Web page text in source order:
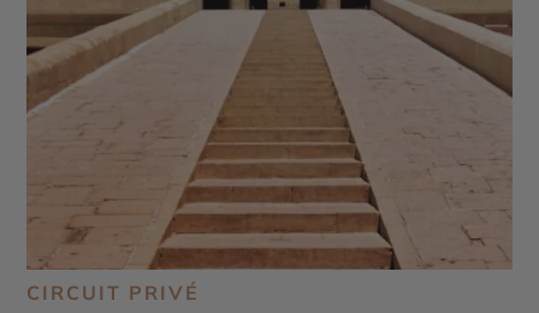
CIRCUIT PRIVÉ